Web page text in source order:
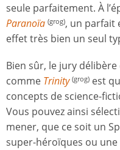
seule parfaitement. À
Paranoïa (grog), un parfait
effet très bien un seul
Bien sûr, le jury délibère
comme Trinity (grog) est
concepts de science-
Vous pouvez ainsi
mener, que ce soit un
super-héroïques ou